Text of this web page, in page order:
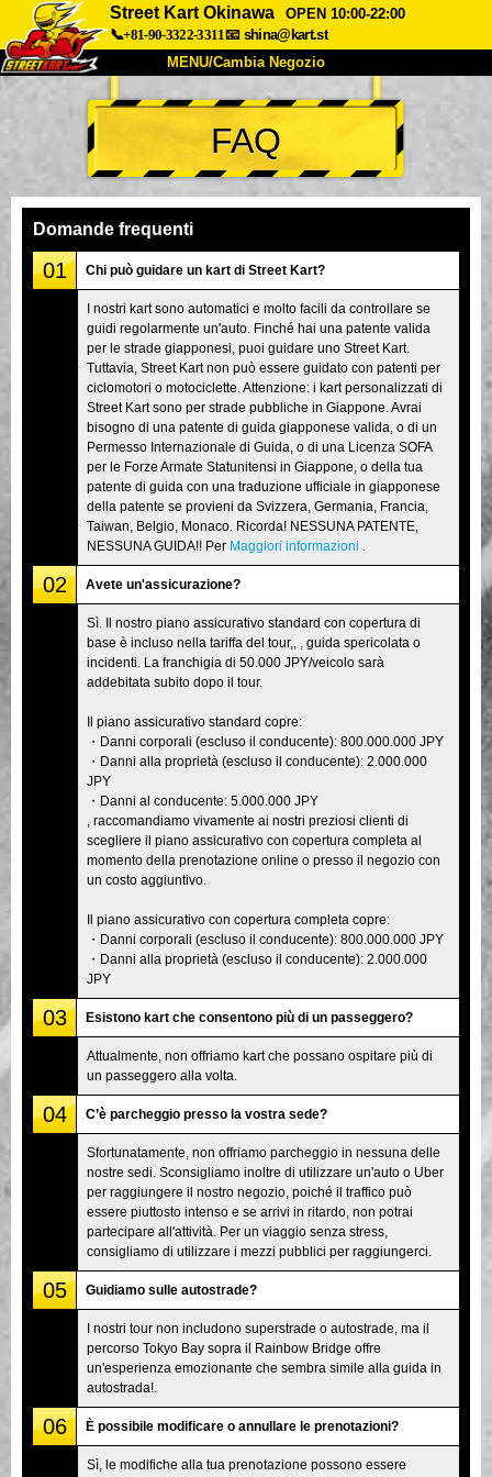
Street Kart Okinawa
OPEN 10:00-22:00
📞+81-90-3322-3311📧 shina@kart.st
MENU/Cambia Negozio
INIZIO
Chi Siamo Specifiche Prezzo
Recensioni
Azienda
Tokyo Shinagawa Tokyo Akihabara#1
Tokyo Akihabara#2 Tokyo Shibuya
Tokyo Shibuya Annex Tokyo Bay
Tokyo Asakusa Osaka
Okinawa
FAQ
Domande frequenti
01 Chi può guidare un kart di Street Kart?
I nostri kart sono automatici e molto facili da controllare se
guidi regolarmente un'auto. Finché hai una patente valida
per le strade giapponesi, puoi guidare uno Street Kart.
Tuttavia, Street Kart non può essere guidato con patenti per
ciclomotori o motociclette. Attenzione: i kart personalizzati di
Street Kart sono per strade pubbliche in Giappone. Avrai
bisogno di una patente di guida giapponese valida, o di un
Permesso Internazionale di Guida, o di una Licenza SOFA
per le Forze Armate Statunitensi in Giappone, o della tua
patente di guida con una traduzione ufficiale in giapponese
della patente se provieni da Svizzera, Germania, Francia,
Taiwan, Belgio, Monaco. Ricorda! NESSUNA PATENTE,
NESSUNA GUIDA!! Per Maggiori informazioni
02 Avete un'assicurazione?
Sì. Il nostro piano assicurativo standard con copertura di
base è incluso nella tariffa del tour,, , guida spericolata o
incidenti. La franchigia di 50.000 JPY/veicolo sarà
addebitata subito dopo il tour.
Il piano assicurativo standard copre:
・Danni corporali (escluso il conducente): 800.000.000 JPY
・Danni alla proprietà (escluso il conducente): 2.000.000
JPY
・Danni al conducente: 5.000.000 JPY
, raccomandiamo vivamente ai nostri preziosi clienti di
scegliere il piano assicurativo con copertura completa al
momento della prenotazione online o presso il negozio con
un costo aggiuntivo.
Il piano assicurativo con copertura completa copre:
・Danni corporali (escluso il conducente): 800.000.000 JPY
・Danni alla proprietà (escluso il conducente): 2.000.000
JPY
03 Esistono kart che consentono più di un passeggero?
Attualmente, non offriamo kart che possano ospitare più di
un passeggero alla volta.
04 C’è parcheggio presso la vostra sede?
Sfortunatamente, non offriamo parcheggio in nessuna delle
nostre sedi. Sconsigliamo inoltre di utilizzare un'auto o Uber
per raggiungere il nostro negozio, poiché il traffico può
essere piuttosto intenso e se arrivi in ritardo, non potrai
partecipare all'attività. Per un viaggio senza stress,
consigliamo di utilizzare i mezzi pubblici per raggiungerci.
05 Guidiamo sulle autostrade?
I nostri tour non includono superstrade o autostrade, ma il
percorso Tokyo Bay sopra il Rainbow Bridge offre
un'esperienza emozionante che sembra simile alla guida in
autostrada!.
06 È possibile modificare o annullare le prenotazioni?
Sì, le modifiche alla tua prenotazione possono essere